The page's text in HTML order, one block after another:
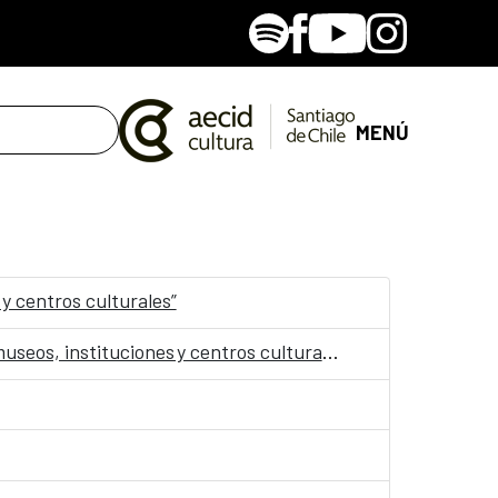
SpotifyFacebook
YoutubeInstagram
MENÚ
centros culturales”
Convocatoria: Jornadas “Accesibilidad, Arte y Salud como punto de encuentro y cultura inclusiva en museos, instituciones y centros culturales”